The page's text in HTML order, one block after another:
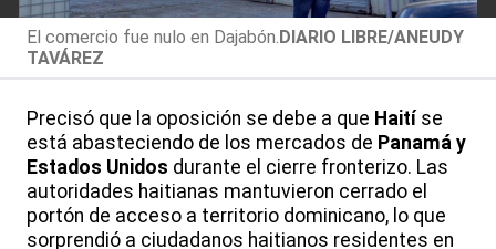
El comercio fue nulo en Dajabón. DIARIO LIBRE/ANEUDY
TAVÁREZ
Precisó que la oposición se debe a que Haitíse
está abasteciendo de los mercados de Panamá y
Estados Unidos durante el cierre fronterizo. Las
autoridades haitianas mantuvieron cerrado el
portón de acceso a territorio dominicano, lo que
sorprendió a ciudadanos haitianos residentes en